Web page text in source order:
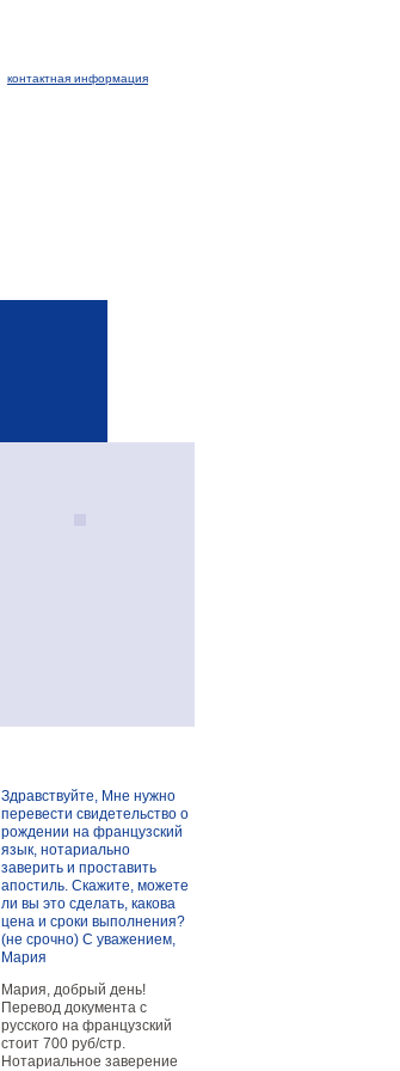
контактная информация
Здравствуйте, Мне нужно
перевести свидетельство о
рождении на французский
язык, нотариально
заверить и проставить
апостиль. Скажите, можете
ли вы это сделать, какова
цена и сроки выполнения?
(не срочно) С уважением,
Мария
Мария, добрый день!
Перевод документа с
русского на французский
стоит 700 руб/стр.
Нотариальное заверение